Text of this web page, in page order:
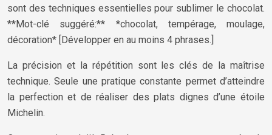
sont des techniques essentielles pour sublimer le chocolat.
**Mot-clé suggéré:** *chocolat, tempérage, moulage,
décoration* [Développer en au moins 4 phrases.]
La précision et la répétition sont les clés de la maîtrise
technique. Seule une pratique constante permet d’atteindre
la perfection et de réaliser des plats dignes d’une étoile
Michelin.